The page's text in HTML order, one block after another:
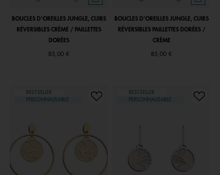
BOUCLES D'OREILLES JUNGLE, CUIRS
RÉVERSIBLES CRÈME / PAILLETTES
DORÉES
85,00 €
BOUCLES D'OREILLES JUNGLE, CUIRS
RÉVERSIBLES PAILLETTES DORÉES /
CRÈME
85,00 €
BEST-SELLER
PERSONNALISABLE
BEST-SELLER
PERSONNALISABLE